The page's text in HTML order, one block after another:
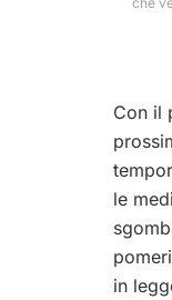
Con il
le
in